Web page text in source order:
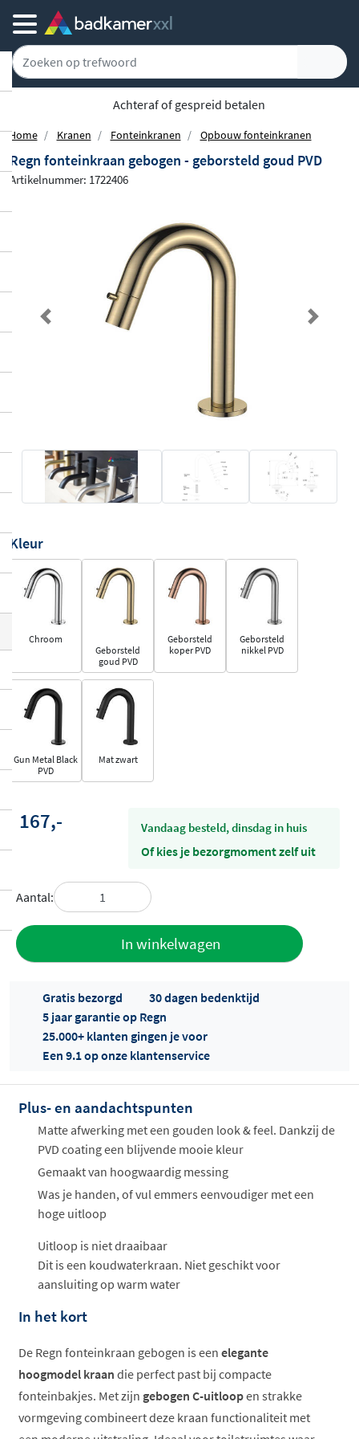
Achteraf of gespreid betalen
Home Kranen Fonteinkranen Opbouw fonteinkranen
Regn fonteinkraan gebogen - geborsteld goud PVD
Artikelnummer: 1722406
Previous Next
Kleur
Chroom
Geborsteld
goud PVD
Geborsteld
koper PVD
Geborsteld
nikkel PVD
Gun Metal Black
PVD
Mat zwart
167,- vandaag besteld, dinsdag in huis
Of kies je bezorgmoment zelf uit
Aantal:
In winkelwagen
Offertes
ophalen...
Gratis bezorgd
30 dagen bedenktijd
5 jaar garantie op Regn
25.000+ klanten gingen je voor
Een 9.1 op onze klantenservice
Plus- en aandachtspunten
Matte afwerking met een gouden look & feel. Dankzij de
PVD coating een blijvende mooie kleur
Gemaakt van hoogwaardig messing
Was je handen, of vul emmers eenvoudiger met een
hoge uitloop
Uitloop is niet draaibaar
Dit is een koudwaterkraan. Niet geschikt voor
aansluiting op warm water
In het kort
De Regn fonteinkraan gebogen is een elegante
hoogmodel kraan die perfect past bij compacte
fonteinbakjes. Met zijn gebogen C-uitloopen strakke
vormgeving combineert deze kraan functionaliteit met